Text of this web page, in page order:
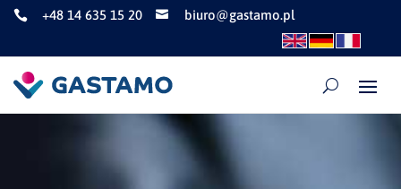
 +48 14 635 15 20  biuro@gastamo.pl